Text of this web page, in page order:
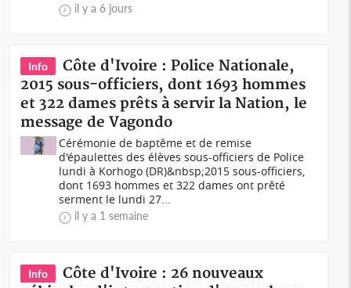
il y a 6 jours
Info
Côte d'Ivoire : Police Nationale,
2015 sous-officiers, dont 1693 hommes
et 322 dames prêts à servir la Nation, le
message de Vagondo
Cérémonie de baptême et de remise
d'épaulettes des élèves sous-officiers de Police
lundi à Korhogo (DR)&nbsp;2015 sous-officiers,
dont 1693 hommes et 322 dames ont prêté
serment le lundi 27...
il y a 1 semaine
Info
Côte d'Ivoire : 26 nouveaux